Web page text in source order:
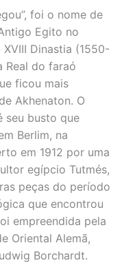
foi o nome de
Egito no
Dinastia (1550-
Real do faraó
ficou mais
Akhenaton. O
seu busto que
Berlim, na
em 1912 por uma
egípcio Tutmés,
peças do período
que encontrou
empreendida pela
Oriental Alemã,
Borchardt.